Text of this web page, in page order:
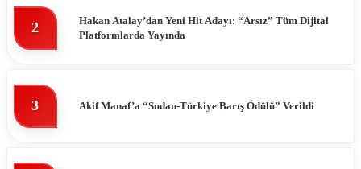
2
Hakan Atalay’dan Yeni Hit Adayı: “Arsız” Tüm Dijital
Platformlarda Yayında
3 Akif Manaf’a “Sudan-Türkiye Barış Ödülü” Verildi